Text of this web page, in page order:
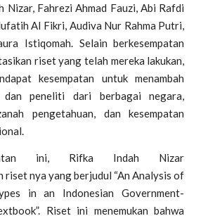
Nizar, Fahrezi Ahmad Fauzi, Abi Rafdi
Al Fikri, Audiva Nur Rahma Putri,
Istiqomah. Selain berkesempatan
riset yang telah mereka lakukan,
kesempatan untuk menambah
dan peneliti dari berbagai negara,
pengetahuan, dan kesempatan
ini, Rifka Indah Nizar
riset nya yang berjudul “An Analysis of
in an Indonesian Government-
Riset ini menemukan bahwa